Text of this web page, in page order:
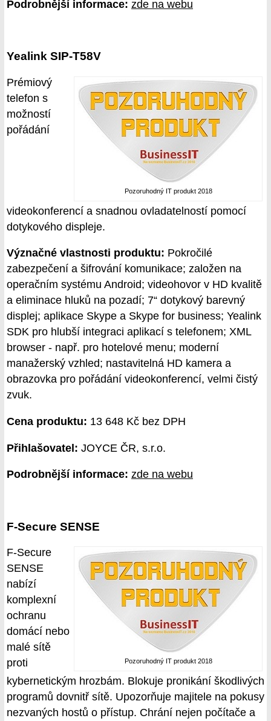
Podrobnější informace: zde na webu
Yealink SIP-T58V
Pozoruhodný IT produkt 2018
Prémiový
telefon s
možností
pořádání
videokonferencí a snadnou ovladatelností pomocí
dotykového displeje.
Význačné vlastnosti produktu: Pokročilé
zabezpečení a šifrování komunikace; založen na
operačním systému Android; videohovor v HD kvalitě
a eliminace hluků na pozadí; 7“ dotykový barevný
displej; aplikace Skype a Skype for business; Yealink
SDK pro hlubší integraci aplikací s telefonem; XML
browser - např. pro hotelové menu; moderní
manažerský vzhled; nastavitelná HD kamera a
obrazovka pro pořádání videokonferencí, velmi čistý
zvuk.
Cena produktu: 13 648 Kč bez DPH
Přihlašovatel: JOYCE ČR, s.r.o.
Podrobnější informace: zde na webu
F-Secure SENSE
Pozoruhodný IT produkt 2018
F-Secure
SENSE
nabízí
komplexní
ochranu
domácí nebo
malé sítě
proti
kybernetickým hrozbám. Blokuje pronikání škodlivých
programů dovnitř sítě. Upozorňuje majitele na pokusy
nezvaných hostů o přístup. Chrání nejen počítače a